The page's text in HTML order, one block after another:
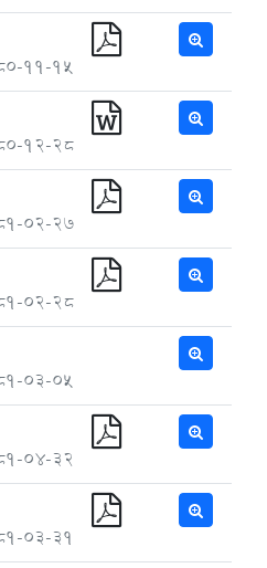
11-15
12-28
02-27
02-28
03-05
04-32
03-31